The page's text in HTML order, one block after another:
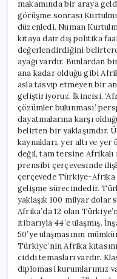
makamında bir araya
görüşme sonrası
düzenledi. Numan
kıtaya dair dış politika
değerlendirdiğini
ayağı vardır. Bunlardan
ana kadar olduğu gibi
asla tasvip etmeyen bir
geliştiriyoruz. İkincisi,
çözümler bulunması’
dayatmalarına karşı
belirten bir yaklaşımdır.
kaynakları, yer altı ve
değil, tam tersine
prensibi çerçevesinde
çerçevede Türkiye-
gelişme sürecindedir.
yaklaşık 100 milyar dolar
Afrika’da 12 olan
itibarıyla 44’e ulaşmış.
50’ye ulaşmasının
Türkiye’nin Afrika
ciddi temasları vardır.
diplomasi kurumlarımız